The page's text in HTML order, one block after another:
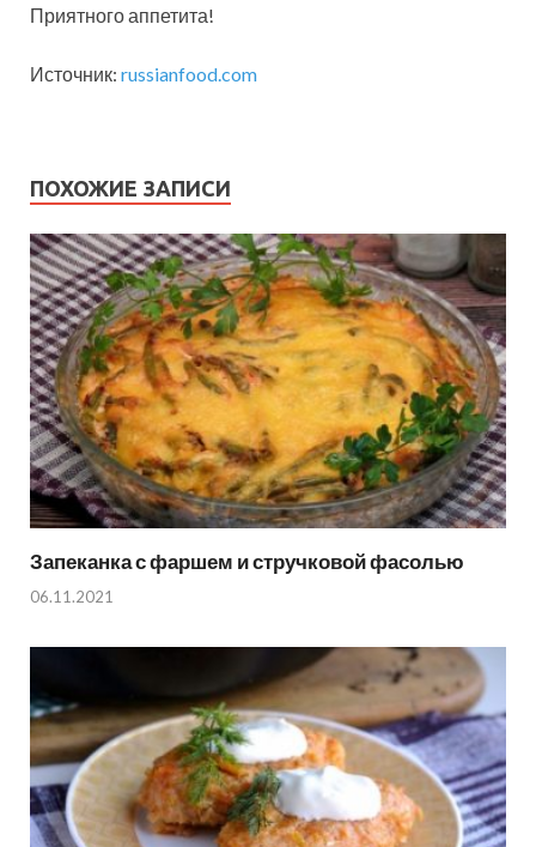
Приятного аппетита!
Источник: russianfood.com
ПОХОЖИЕ ЗАПИСИ
Запеканка с фаршем и стручковой фасолью
06.11.2021